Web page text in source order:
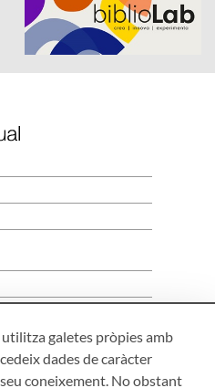
galetes pròpies amb
dades de caràcter
coneixement. No obstant